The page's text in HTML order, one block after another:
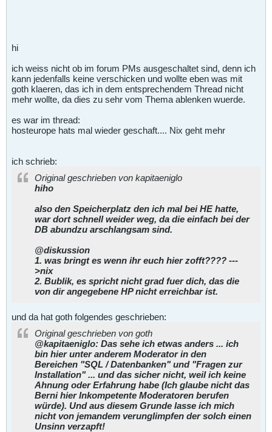
hi
ich weiss nicht ob im forum PMs ausgeschaltet sind, denn ich
kann jedenfalls keine verschicken und wollte eben was mit
goth klaeren, das ich in dem entsprechendem Thread nicht
mehr wollte, da dies zu sehr vom Thema ablenken wuerde.
es war im thread:
hosteurope hats mal wieder geschaft.... Nix geht mehr
ich schrieb:
Original geschrieben von kapitaeniglo
hiho
also den Speicherplatz den ich mal bei HE hatte,
war dort schnell weider weg, da die einfach bei der
DB abundzu arschlangsam sind.
@diskussion
1. was bringt es wenn ihr euch hier zofft???? ---
>nix
2. Bublik, es spricht nicht grad fuer dich, das die
von dir angegebene HP nicht erreichbar ist.
und da hat goth folgendes geschrieben:
Original geschrieben von goth
@kapitaeniglo: Das sehe ich etwas anders ... ich
bin hier unter anderem Moderator in den
Bereichen "SQL / Datenbanken" und "Fragen zur
Installation" ... und das sicher nicht, weil ich keine
Ahnung oder Erfahrung habe (Ich glaube nicht das
Berni hier Inkompetente Moderatoren berufen
würde). Und aus diesem Grunde lasse ich mich
nicht von jemandem verunglimpfen der solch einen
Unsinn verzapft!